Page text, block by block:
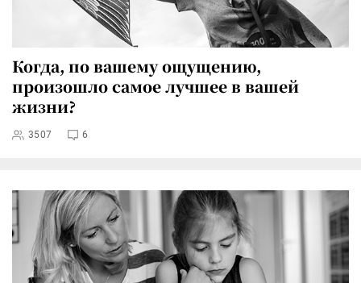
Когда, по вашему ощущению,
произошло самое лучшее в вашей
жизни?
3507 6